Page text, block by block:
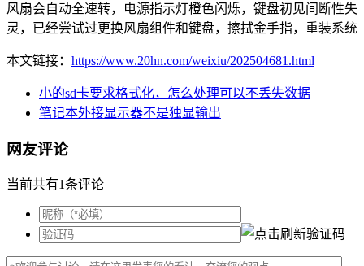
风扇会自动全速转，电源指示灯橙色闪烁，键盘初见间断性失
灵，已经尝试过更换风扇组件和键盘，擦拭金手指，重装系统
本文链接： https://www.20hn.com/weixiu/202504681.html
小的sd卡要求格式化，怎么处理可以不丢失数据
笔记本外接显示器不是独显输出
网友评论
当前共有1条评论